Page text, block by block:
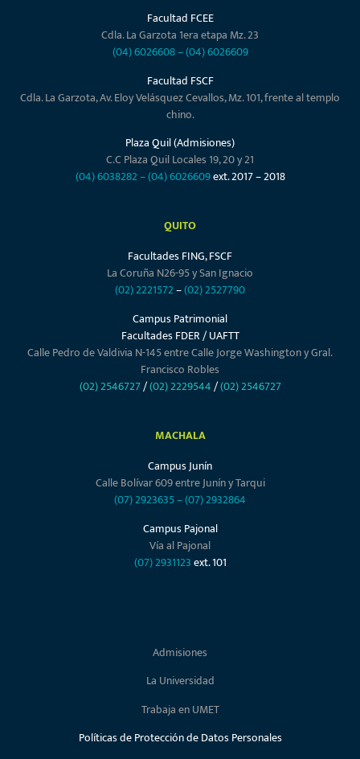
Facultad FCEE
Cdla. La Garzota 1era etapa Mz. 23
(04) 6026608–(04) 6026609
Facultad FSCF
Cdla. La Garzota, Av. Eloy Velásquez Cevallos, Mz. 101, frente al templo
chino.
Plaza Quil (Admisiones)
C.C Plaza Quil Locales 19, 20 y 21
(04) 6038282–(04) 6026609ext. 2017 – 2018
QUITO
Facultades FING, FSCF
La Coruña N26-95 y San Ignacio
(02) 2221572–(02) 2527790
Campus Patrimonial
Facultades FDER / UAFTT
Calle Pedro de Valdivia N-145 entre Calle Jorge Washington y Gral.
Francisco Robles
(02) 2546727/(02) 2229544/(02) 2546727
MACHALA
Campus Junín
Calle Bolívar 609 entre Junín y Tarqui
(07) 2923635–(07) 2932864
Campus Pajonal
Vía al Pajonal
(07) 2931123ext. 101
Admisiones
La Universidad
Trabaja en UMET
Políticas de Protección de Datos Personales